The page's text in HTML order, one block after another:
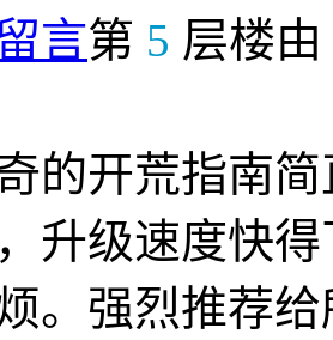
言第 5 层楼由
的开荒指南
升级速度快
。强烈推荐